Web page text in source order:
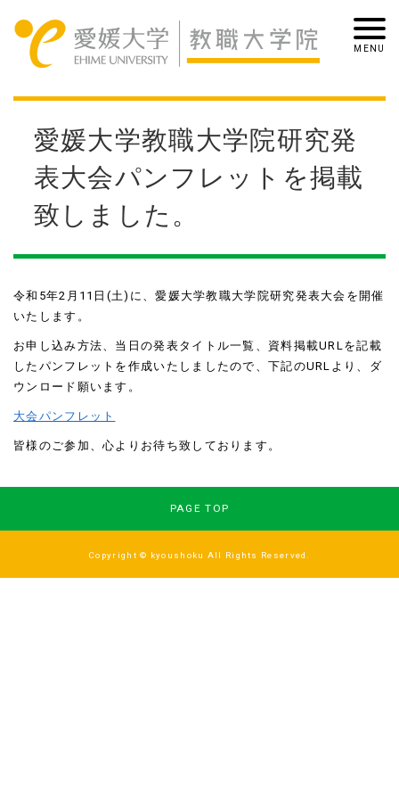
愛媛大学教職大学院研究発
表大会パンフレットを掲載
致しました。
令和5年2月11日(土)に、愛媛大学教職大学院研究発表大会を開催
いたします。
お申し込み方法、当日の発表タイトル一覧、資料掲載URLを記載
したパンフレットを作成いたしましたので、下記のURLより、ダ
ウンロード願います。
大会パンフレット
皆様のご参加、心よりお待ち致しております。
PAGE TOP
Copyright © kyoushoku All Rights Reserved.